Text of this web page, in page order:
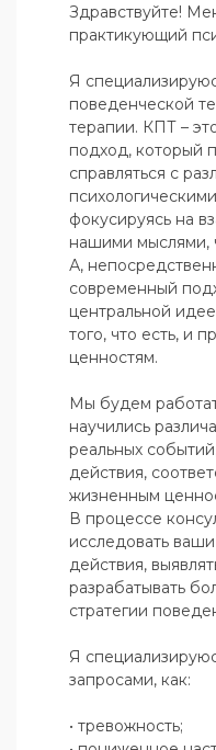
Здравствуйте!
практикующий
Я
поведенческой
терапии. КПТ –
подход, который
справляться с
фокусируясь на
нашими мыслями,
А,
современный
центральной
того, что есть, и
ценностям.
Мы будем
научились
реальных
действия,
жизненным
В процессе
исследовать
действия,
разрабатывать
стратегии
Я
запросами, как:
• тревожность;